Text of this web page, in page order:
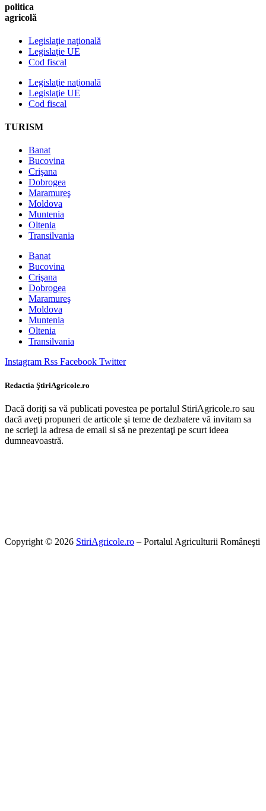
politica
agricolă
Legislaţie naţională
Legislaţie UE
Cod fiscal
Legislaţie naţională
Legislaţie UE
Cod fiscal
TURISM
Banat
Bucovina
Crişana
Dobrogea
Maramureş
Moldova
Muntenia
Oltenia
Transilvania
Banat
Bucovina
Crişana
Dobrogea
Maramureş
Moldova
Muntenia
Oltenia
Transilvania
Instagram Rss Facebook Twitter
Redactia ŞtiriAgricole.ro
Dacă doriţi sa vă publicati povestea pe portalul StiriAgricole.ro sau
dacă aveţi propuneri de articole şi teme de dezbatere vă invitam sa
ne scrieţi la adresa de email si să ne prezentaţi pe scurt ideea
dumneavoastră.
Copyright © 2026 StiriAgricole.ro – Portalul Agriculturii Româneşti